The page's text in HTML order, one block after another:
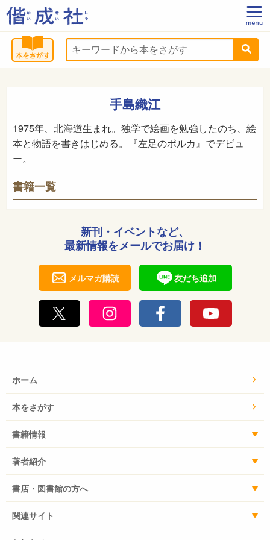
手島織江
1975年、北海道生まれ。独学で絵画を勉強したのち、絵
本と物語を書きはじめる。『左足のポルカ』でデビュ
ー。
書籍一覧
新刊・イベントなど、
最新情報をメールでお届け！
メルマガ購読 友だち追加
ホーム
本をさがす
書籍情報
著者紹介
書店・図書館の方へ
関連サイト